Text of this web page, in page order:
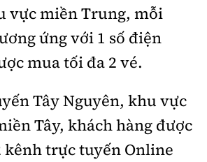
vực miền Trung, mỗi
ứng với 1 số điện
mua tối đa 2 vé.
Tây Nguyên, khu vực
Tây, khách hàng được
kênh trực tuyến Online